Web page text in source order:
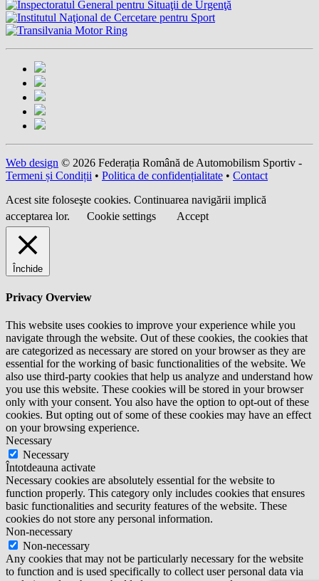
Web design © 2026 Federația Română de Automobilism Sportiv -
Termeni și Condiții • Politica de confidențialitate • Contact
Acest site foloseşte cookies. Continuarea navigării implică
acceptarea lor.
Cookie settings Accept
Închide
Privacy Overview
This website uses cookies to improve your experience while you
navigate through the website. Out of these cookies, the cookies that
are categorized as necessary are stored on your browser as they are
essential for the working of basic functionalities of the website. We
also use third-party cookies that help us analyze and understand how
you use this website. These cookies will be stored in your browser
only with your consent. You also have the option to opt-out of these
cookies. But opting out of some of these cookies may have an effect
on your browsing experience.
Necessary
Necessary
Întotdeauna activate
Necessary cookies are absolutely essential for the website to
function properly. This category only includes cookies that ensures
basic functionalities and security features of the website. These
cookies do not store any personal information.
Non-necessary
Non-necessary
Any cookies that may not be particularly necessary for the website
to function and is used specifically to collect user personal data via